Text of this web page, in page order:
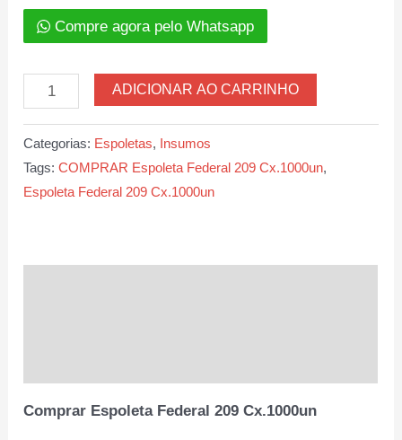
Compre agora pelo Whatsapp
Espoleta
Federal
ADICIONAR AO CARRINHO
Categorias: Espoletas, Insumos
Tags:COMPRAR Espoleta Federal 209 Cx.1000un,
Espoleta Federal 209 Cx.1000un
Comprar Espoleta Federal 209 Cx.1000un